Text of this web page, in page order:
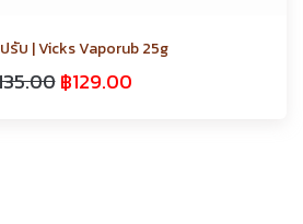
รับ | Vicks Vaporub 25g
฿129.00